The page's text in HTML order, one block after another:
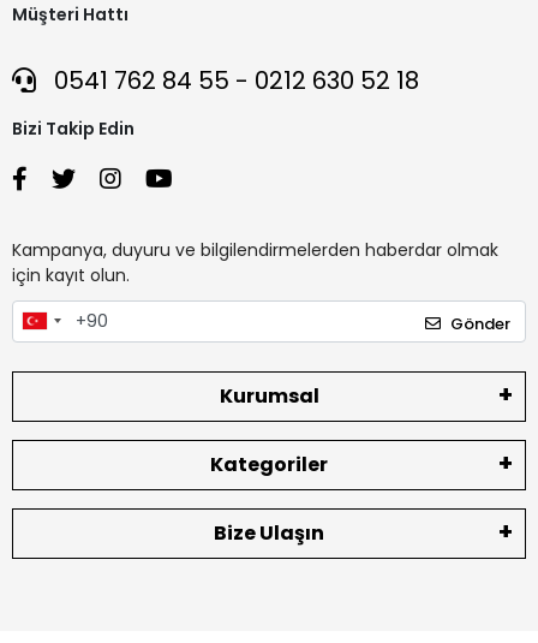
Müşteri Hattı
0541 762 84 55 - 0212 630 52 18
Bizi Takip Edin
Kampanya, duyuru ve bilgilendirmelerden haberdar olmak
için kayıt olun.
Gönder
Kurumsal
Kategoriler
Bize Ulaşın